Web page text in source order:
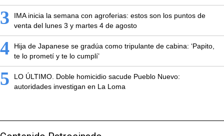
3
IMA inicia la semana con agroferias: estos son los puntos de
venta del lunes 3 y martes 4 de agosto
4
Hija de Japanese se gradúa como tripulante de cabina: ‘Papito,
te lo prometí y te lo cumplí’
5
LO ÚLTIMO. Doble homicidio sacude Pueblo Nuevo:
autoridades investigan en La Loma